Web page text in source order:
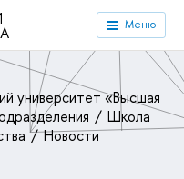
Меню
университет «Высшая
Школа
Новости